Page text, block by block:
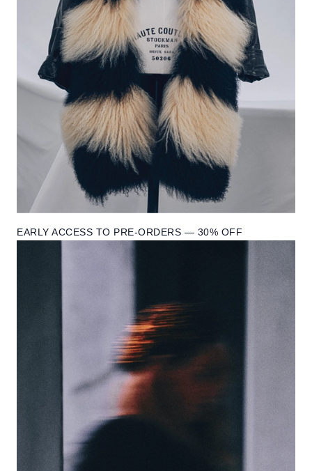
EARLY ACCESS TO PRE-ORDERS — 30% OFF